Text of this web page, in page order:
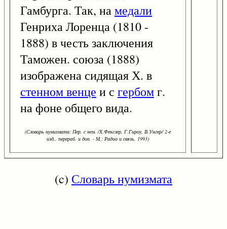
Гамбурга. Так, намедали
Генриха Лоренца (1810 -
1888) в честь заключения
Таможен. союза (1888)
изображена сидящая Х. в
стенном венце и с гербомг.
на фоне общего вида.
(Словарь нумизмата: Пер. с нем. /Х.Фенглер, Г.Гироу, В.Унгер/ 2-е
изд., перераб. и доп. - М.: Радио и связь, 1993)
(c) Словарь нумизмата